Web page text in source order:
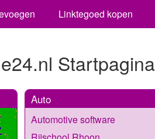
Linktegoed kopen
Startpagina
Auto
Automotive software